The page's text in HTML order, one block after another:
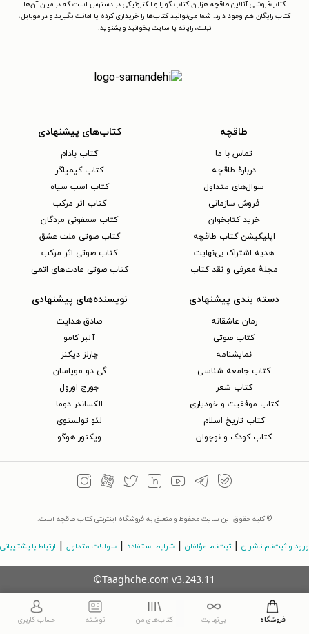
کتاب‌فروشی آنلاین طاقچه هزاران کتاب گویا و الکترونیکی در دسترس است که در میان آن‌ها
کتاب رایگان هم وجود دارد. شما می‌توانید کتاب‌ها را خریداری کرده یا امانت بگیرید و در موبایل،
تبلت، رایانه یا سایت بخوانید و بشنوید.
طاقچه
تماس با ما
دربارهٔ طاقچه
سوال‌های متداول
فروش سازمانی
خرید کتابخوان
اپلیکیشن کتاب طاقچه
هدیه اشتراک بی‌نهایت
مجلهٔ معرفی و نقد کتاب
کتاب‌های پیشنهادی
کتاب بادام
کتاب کیمیاگر
کتاب اسب سیاه
کتاب اثر مرکب
کتاب سمفونی مردگان
کتاب صوتی ملت عشق
کتاب صوتی اثر مرکب
کتاب صوتی عادت‌های اتمی
دسته بندی پیشنهادی
رمان عاشقانه
کتاب‌ صوتی
نمایشنامه
کتاب جامعه شناسی
کتاب شعر
کتاب موفقیت و خودیاری
کتاب تاریخ اسلام
کتاب کودک و نوجوان
نویسنده‌های پیشنهادی
صادق هدایت
آلبر کامو
چارلز دیکنز
گی دو موپاسان
جورج اورول
الکساندر دوما
لئو تولستوی
ویکتور هوگو
© کلیه حقوق این سایت محفوظ و متعلق به فروشگاه اینترنتی کتاب طاقچه است.
ورود و ثبت‌نام ناشران ثبت‌نام مؤلفان شرایط استفاده سوالات متداول ارتباط با پشتیبانی
©Taaghche.com v3.243.11
فروشگاه بی‌نهایت کتاب‌های من نوشته حساب کاربری